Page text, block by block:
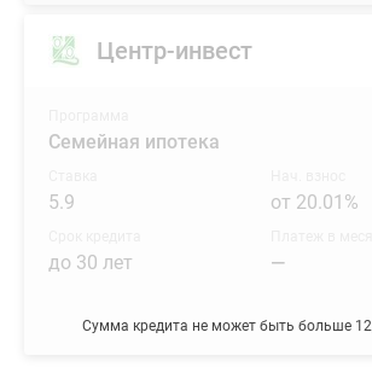
Центр-инвест
Сумма кредита не может быть больше
Семейная ипотека
5.9 от 20.01%
до 30 лет —